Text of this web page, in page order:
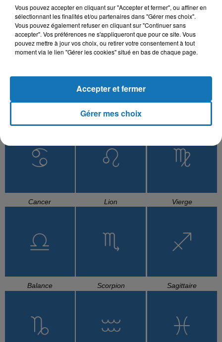
L'HOROSCOPE
Taureau
Cancer Lion Vierge
Balance Scorpion Sagittaire
Vous pouvez accepter en cliquant sur "Accepter et fermer", ou affiner en
sélectionnant les finalités et/ou partenaires dans "Gérer mes choix".
Vous pouvez également refuser en cliquant sur "Continuer sans
accepter". Vos préférences ne s'appliqueront que pour ce site. Vous
pouvez mettre à jour vos choix, ou retirer votre consentement à tout
moment via le lien "Gérer les cookies" situé en bas de chaque page.
Gérer mes choix
Accepter et fermer